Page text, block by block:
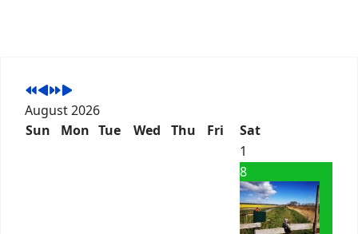
August 2026
Sun
Mon Tue Wed Thu Fri
Sat
1
8